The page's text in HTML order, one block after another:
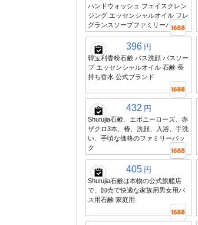
ハンドウォッシュ フェイスクレン
ジング エッセンシャルオイル フレ
グランスソープファミリーパック
396 円
韓宝利香粉石鹸 バス洗顔 バスソー
プ エッセンシャルオイル 石鹸 長
持ち香水 公式ブランド
432 円
Shufujia石鹸、エボニーローズ、赤
ザクロ3本、椿、洗顔、入浴、手洗
い、手頃な価格のファミリーパッ
ク
405 円
Shufujia石鹸は本物の公式旗艦店
で、卸売で快適な家族用男女用バ
ス用石鹸 家庭用